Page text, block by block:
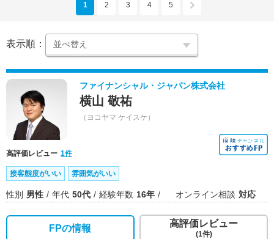
1 2 3 4 5
表示順：
ファイナンシャル・ジャパン株式会社
横山 敬祐
（ヨコヤマ ケイスケ）
高評価レビュー 1件
接客態度がいい 雰囲気がいい
性別 男性 年代 50代 経験年数 16年 オンライン相談 対応
FPの情報 高評価レビュー
(1件)